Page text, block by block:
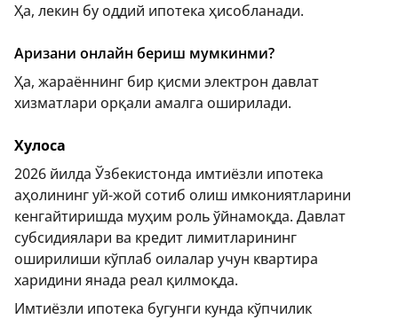
Ҳа, лекин бу оддий ипотека ҳисобланади.
Аризани онлайн бериш мумкинми?
Ҳа, жараённинг бир қисми электрон давлат
хизматлари орқали амалга оширилади.
Хулоса
2026 йилда Ўзбекистонда имтиёзли ипотека
аҳолининг уй-жой сотиб олиш имкониятларини
кенгайтиришда муҳим роль ўйнамоқда. Давлат
субсидиялари ва кредит лимитларининг
оширилиши кўплаб оилалар учун квартира
харидини янада реал қилмоқда.
Имтиёзли ипотека бугунги кунда кўпчилик